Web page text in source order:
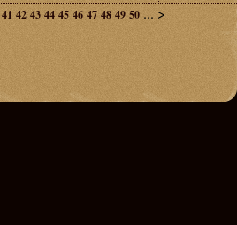
41 42 43 44 45 46 47 48 49 50 ... >